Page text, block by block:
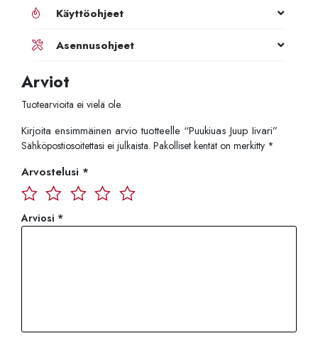
Käyttöohjeet
Asennusohjeet
Arviot
Tuotearvioita ei vielä ole.
Kirjoita ensimmäinen arvio tuotteelle “Puukiuas Juup Iivari”
Sähköpostiosoitettasi ei julkaista. Pakolliset kentät on merkitty *
Arvostelusi *
Arviosi *